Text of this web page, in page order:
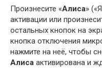
Произнесите «Алиса»
активации или
остальных кнопок на
кнопка отключения
нажмите на неё, чтобы
Алиса активирована и